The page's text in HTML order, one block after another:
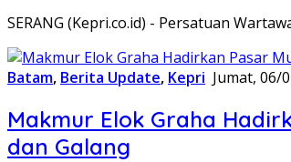
SERANG (Kepri.co.id) - Persatuan
Batam, Berita Update, Kepri Jumat, 06/
Makmur Elok Graha
dan Galang